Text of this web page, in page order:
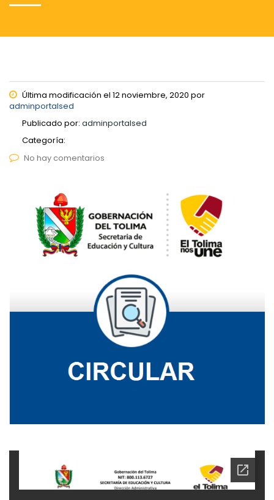
Última modificación el 12 noviembre, 2020 por
adminportalsed
Publicado por: adminportalsed
Categoría:
No hay comentarios